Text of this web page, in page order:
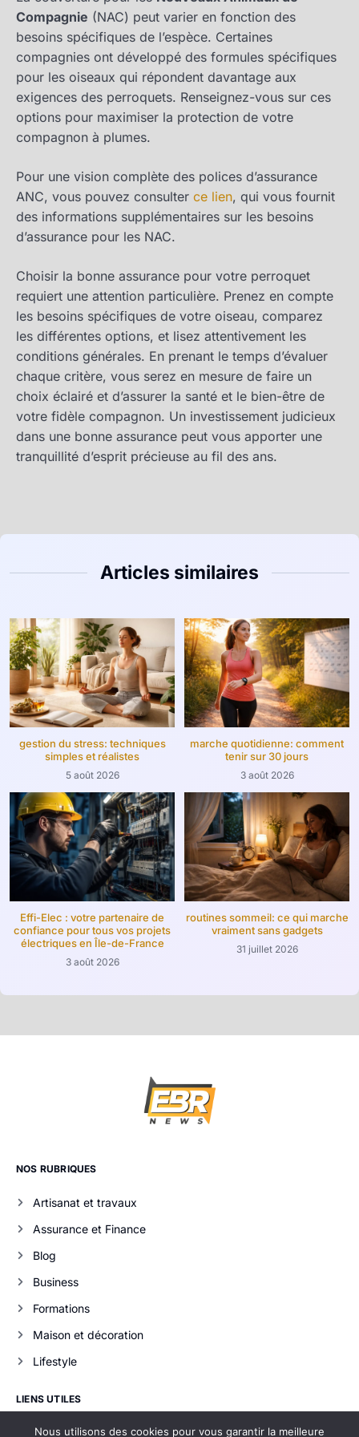
Compagnie (NAC) peut varier en fonction des
besoins spécifiques de l’espèce. Certaines
compagnies ont développé des formules spécifiques
pour les oiseaux qui répondent davantage aux
exigences des perroquets. Renseignez-vous sur ces
options pour maximiser la protection de votre
compagnon à plumes.
Pour une vision complète des polices d’assurance
ANC, vous pouvez consulter ce lien, qui vous fournit
des informations supplémentaires sur les besoins
d’assurance pour les NAC.
Choisir la bonne assurance pour votre perroquet
requiert une attention particulière. Prenez en compte
les besoins spécifiques de votre oiseau, comparez
les différentes options, et lisez attentivement les
conditions générales. En prenant le temps d’évaluer
chaque critère, vous serez en mesure de faire un
choix éclairé et d’assurer la santé et le bien-être de
votre fidèle compagnon. Un investissement judicieux
dans une bonne assurance peut vous apporter une
tranquillité d’esprit précieuse au fil des ans.
Articles similaires
gestion du stress: techniques
simples et réalistes
5 août 2026
marche quotidienne: comment
tenir sur 30 jours
3 août 2026
Effi-Elec : votre partenaire de
confiance pour tous vos projets
électriques en Île-de-France
3 août 2026
routines sommeil: ce qui marche
vraiment sans gadgets
31 juillet 2026
NOS RUBRIQUES
Artisanat et travaux
Assurance et Finance
Blog
Business
Formations
Maison et décoration
Lifestyle
LIENS UTILES
Contact
Nous utilisons des cookies pour vous garantir la meilleure